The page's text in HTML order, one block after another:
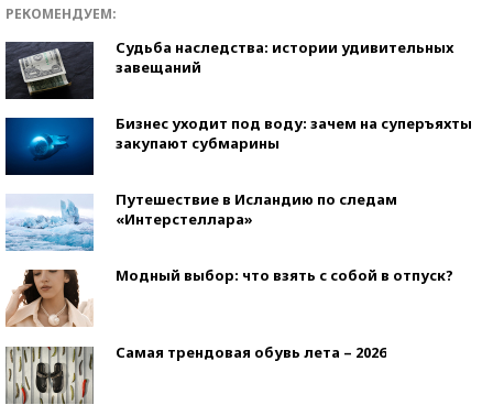
РЕКОМЕНДУЕМ:
Судьба наследства: истории удивительных
завещаний
Бизнес уходит под воду: зачем на суперъяхты
закупают субмарины
Путешествие в Исландию по следам
«Интерстеллара»
Модный выбор: что взять с собой в отпуск?
Самая трендовая обувь лета – 2026